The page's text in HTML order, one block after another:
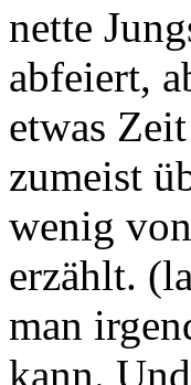
nette
abfeiert,
etwas
zumeist
wenig
erzählt.
man
kann.